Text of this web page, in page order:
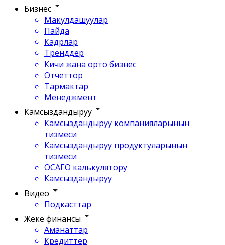
Бизнес
Макулдашуулар
Пайда
Кадрлар
Тренддер
Кичи жана орто бизнес
Отчеттор
Тармактар
Менеджмент
Камсыздандыруу
Камсыздандыруу компанияларынын
тизмеси
Камсыздандыруу продуктуларынын
тизмеси
ОСАГО калькулятору
Камсыздандыруу
Видео
Подкасттар
Жеке финансы
Аманаттар
Кредиттер